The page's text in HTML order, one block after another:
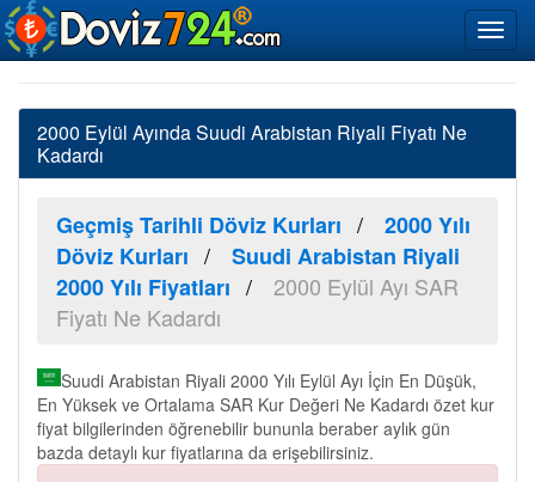
2000 Eylül Ayında Suudi Arabistan Riyali Fiyatı Ne
Kadardı
Geçmiş Tarihli Döviz Kurları
2000 Yılı
Döviz Kurları
Suudi Arabistan Riyali
2000 Yılı Fiyatları
2000 Eylül Ayı SAR
Fiyatı Ne Kadardı
Suudi Arabistan Riyali 2000 Yılı Eylül Ayı İçin En Düşük,
En Yüksek ve Ortalama SAR Kur Değeri Ne Kadardı özet kur
fiyat bilgilerinden öğrenebilir bununla beraber aylık gün
bazda detaylı kur fiyatlarına da erişebilirsiniz.